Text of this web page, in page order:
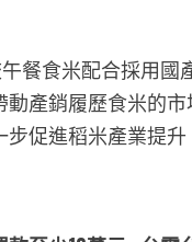
食米配合採用國
產銷履歷食米的
促進稻米產業提